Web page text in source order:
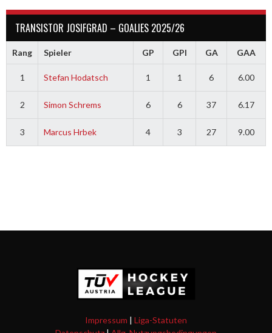
TRANSISTOR JOSIFGRAD – GOALIES 2025/26
Rang Spieler GP GPI GA GAA
1 Stefan Hodatsch 1 1 6 6.00
2 Simon Schrems 6 6 37 6.17
3 Marcus Hrbek 4 3 27 9.00
Impressum | Liga-Statuten